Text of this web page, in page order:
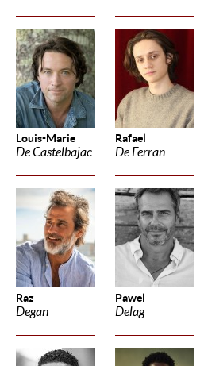
Louis-Marie
De Castelbajac
Rafael
De Ferran
Raz
Degan
Pawel
Delag